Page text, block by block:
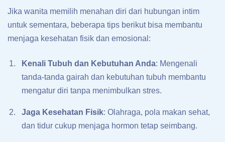
Jika wanita memilih menahan diri dari hubungan intim
untuk sementara, beberapa tips berikut bisa membantu
menjaga kesehatan fisik dan emosional:
Kenali Tubuh dan Kebutuhan Anda: Mengenali
tanda-tanda gairah dan kebutuhan tubuh membantu
mengatur diri tanpa menimbulkan stres.
Jaga Kesehatan Fisik: Olahraga, pola makan sehat,
dan tidur cukup menjaga hormon tetap seimbang.